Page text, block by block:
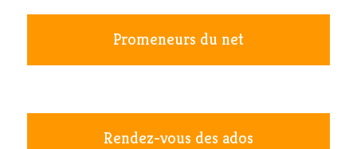
Promeneurs du net
Rendez-vous des ados